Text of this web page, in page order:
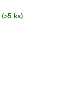
(>5 ks)